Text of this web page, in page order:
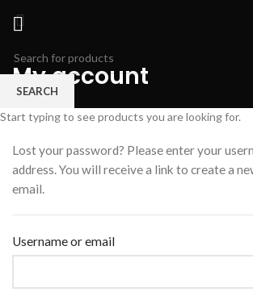
My account
Lost your password? Please enter your
address. You will receive a link to create a
email.
Username or email
SEARCH
Start typing to see products you are looking for.